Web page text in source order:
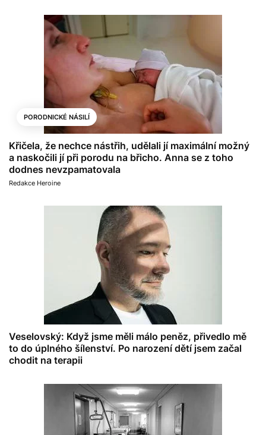
PORODNICKÉ NÁSILÍ
Křičela, že nechce nástřih, udělali jí maximální možný
a naskočili jí při porodu na břicho. Anna se z toho
dodnes nevzpamatovala
Redakce Heroine
Veselovský: Když jsme měli málo peněz, přivedlo mě
to do úplného šílenství. Po narození dětí jsem začal
chodit na terapii